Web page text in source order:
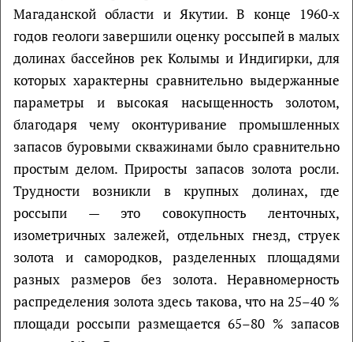
Магаданской области и Якутии. В конце 1960-х
годов геологи завершили оценку россыпей в малых
долинах бассейнов рек Колымы и Индигирки, для
которых характерны сравнительно выдержанные
параметры и высокая насыщенность золотом,
благодаря чему оконтуривание промышленных
запасов буровыми скважинами было сравнительно
простым делом. Приросты запасов золота росли.
Трудности возникли в крупных долинах, где
россыпи — это совокупность ленточных,
изометричных залежей, отдельных гнезд, струек
золота и самородков, разделенных площадями
разных размеров без золота. Неравномерность
распределения золота здесь такова, что на 25–40 %
площади россыпи размещается 65–80 % запасов